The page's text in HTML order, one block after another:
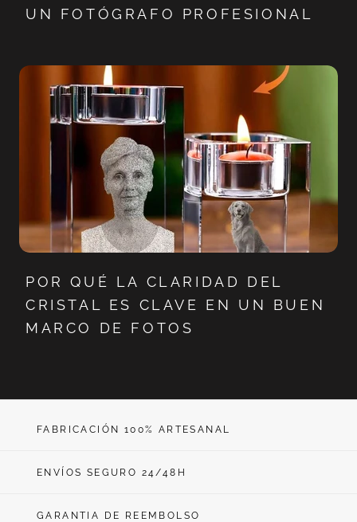
UN FOTÓGRAFO PROFESIONAL
POR QUÉ LA CLARIDAD DEL
CRISTAL ES CLAVE EN UN BUEN
MARCO DE FOTOS
FABRICACIÓN 100% ARTESANAL
ENVÍOS SEGURO 24/48H
GARANTIA DE REEMBOLSO